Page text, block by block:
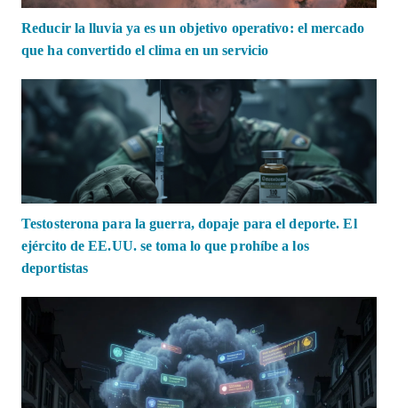
Reducir la lluvia ya es un objetivo operativo: el mercado
que ha convertido el clima en un servicio
Testosterona para la guerra, dopaje para el deporte. El
ejército de EE.UU. se toma lo que prohíbe a los
deportistas